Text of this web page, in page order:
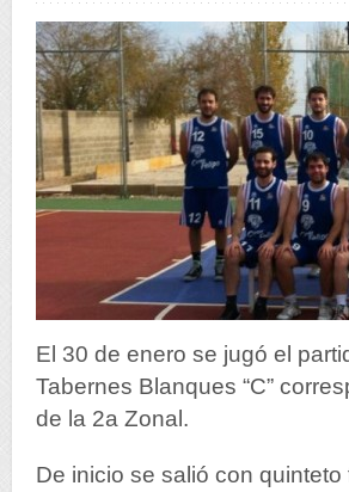
El 30 de enero se jugó el
Tabernes Blanques “C”
de la 2a Zonal.
De inicio se salió con